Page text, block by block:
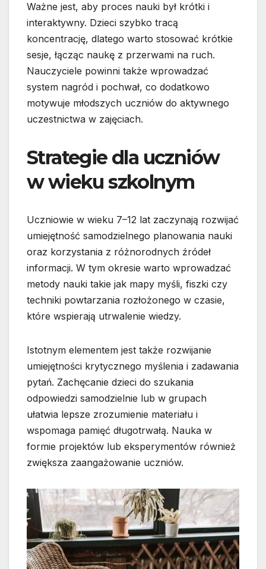
Ważne jest, aby proces nauki był krótki i
interaktywny. Dzieci szybko tracą
koncentrację, dlatego warto stosować krótkie
sesje, łącząc naukę z przerwami na ruch.
Nauczyciele powinni także wprowadzać
system nagród i pochwał, co dodatkowo
motywuje młodszych uczniów do aktywnego
uczestnictwa w zajęciach.
Strategie dla uczniów
w wieku szkolnym
Uczniowie w wieku 7–12 lat zaczynają rozwijać
umiejętność samodzielnego planowania nauki
oraz korzystania z różnorodnych źródeł
informacji. W tym okresie warto wprowadzać
metody nauki takie jak mapy myśli, fiszki czy
techniki powtarzania rozłożonego w czasie,
które wspierają utrwalenie wiedzy.
Istotnym elementem jest także rozwijanie
umiejętności krytycznego myślenia i zadawania
pytań. Zachęcanie dzieci do szukania
odpowiedzi samodzielnie lub w grupach
ułatwia lepsze zrozumienie materiału i
wspomaga pamięć długotrwałą. Nauka w
formie projektów lub eksperymentów również
zwiększa zaangażowanie uczniów.